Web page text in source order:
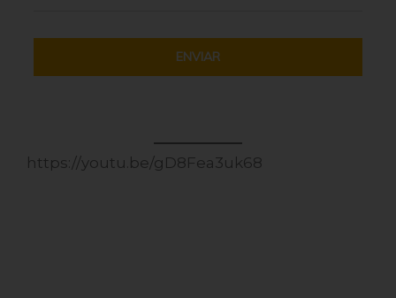
https://youtu.be/gD8Fea3uk68